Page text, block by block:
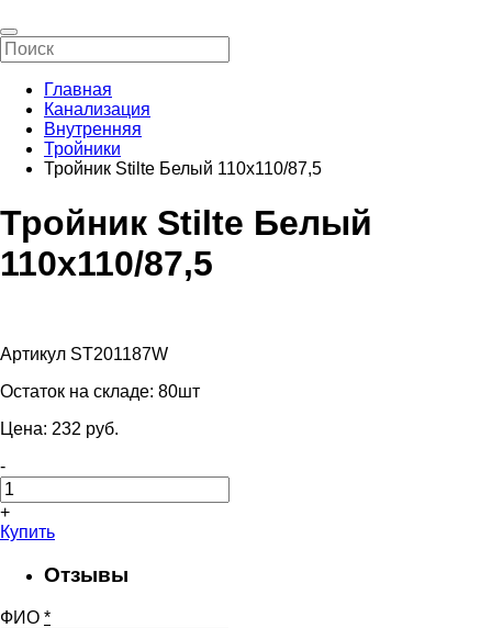
Главная
Канализация
Внутренняя
Тройники
Тройник Stilte Белый 110x110/87,5
Тройник Stilte Белый
110x110/87,5
Артикул ST201187W
Остаток на складе: 80шт
Цена: 232 pуб.
-
+
Купить
Отзывы
ФИО *